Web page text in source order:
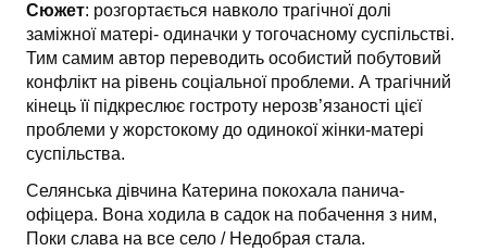
Сюжет: розгортається навколо трагічної долі
заміжної матері- одиначки у тогочасному суспільстві.
Тим самим автор переводить особистий побутовий
конфлікт на рівень соціальної проблеми. А трагічний
кінець її підкреслює гостроту нерозв’язаності цієї
проблеми у жорстокому до одинокої жінки-матері
суспільства.
Селянська дівчина Катерина покохала панича-
офіцера. Вона ходила в садок на побачення з ним,
Поки слава на все село / Не­добрая стала.